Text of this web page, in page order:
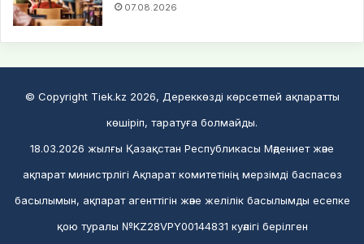
07.08.2026
© Copyright Tiek.kz 2026, Дереккөзді көрсетпей ақпаратты
көшіріп, таратуға болмайды.
18.03.2026 жылғы Қазақстан Республикасы Мәдениет және
ақпарат министрлігі Ақпарат комитетінің мерзімді баспасөз
басылымын, ақпарат агенттігін және желілік басылымды есепке
қою туралы №KZ28VPY00144831 куәлігі берілген